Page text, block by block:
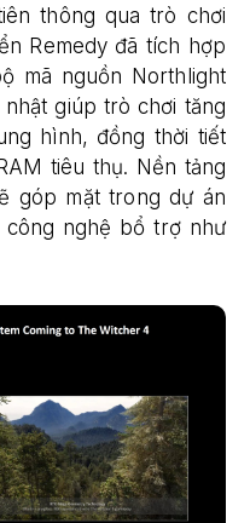
thông qua trò chơi
Remedy đã tích hợp
mã nguồn Northlight
nhật giúp trò chơi tăng
hình, đồng thời tiết
tiêu thụ. Nền tảng
góp mặt trong dự án
công nghệ bổ trợ như